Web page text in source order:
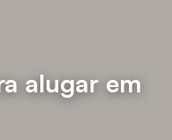
alugar em